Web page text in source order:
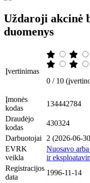
Uždaroji akcinė
duomenys
Įvertinimas
0 / 10
Įmonės
kodas
134442784
Draudėjo
kodas
430324
Darbuotojai
2 (2026-06-
EVRK
veikla
Nuosavo
ir
Registracijos
data
1996-11-14